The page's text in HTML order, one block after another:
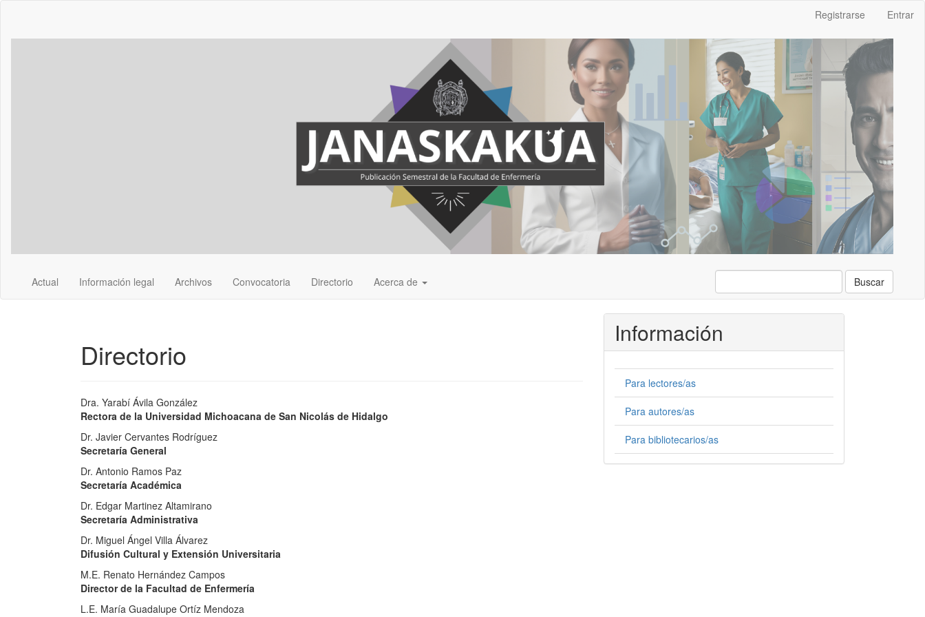
Registrarse Entrar
Actual Información legal Archivos Convocatoria Directorio Acerca de Buscar
Directorio
Dra. Yarabí Ávila González
Rectora de la Universidad Michoacana de San Nicolás de Hidalgo
Dr. Javier Cervantes Rodríguez
Secretaría General
Dr. Antonio Ramos Paz
Secretaría Académica
Dr. Edgar Martinez Altamirano
Secretaría Administrativa
Dr. Miguel Ángel Villa Álvarez
Difusión Cultural y Extensión Universitaria
M.E. Renato Hernández Campos
Director de la Facultad de Enfermería
L.E. María Guadalupe Ortíz Mendoza
Información
Para lectores/as
Para autores/as
Para bibliotecarios/as